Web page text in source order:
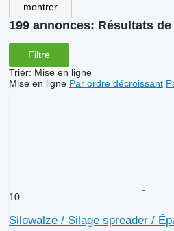
montrer
199 annonces: Résultats
Filtre
Trier: Mise en ligne
Mise en ligne Par ordre décroissant
10
Silowalze / Silage spreader /